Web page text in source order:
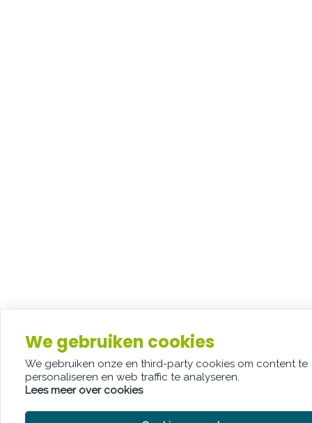
We gebruiken cookies
We gebruiken onze en third-party cookies om content te
personaliseren en web traffic te analyseren.
Lees meer over cookies